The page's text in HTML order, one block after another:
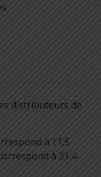
distributeurs de
à 11,5
à 31,4